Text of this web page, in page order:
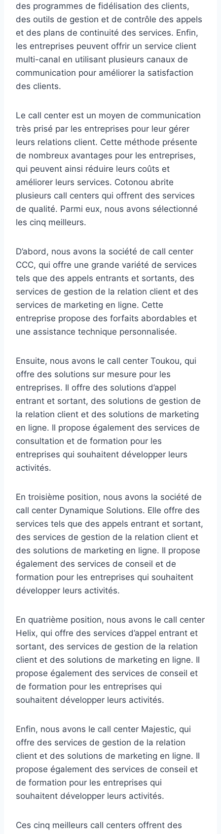
des programmes de fidélisation des clients,
des outils de gestion et de contrôle des appels
et des plans de continuité des services. Enfin,
les entreprises peuvent offrir un service client
multi-canal en utilisant plusieurs canaux de
communication pour améliorer la satisfaction
des clients.
Le call center est un moyen de communication
très prisé par les entreprises pour leur gérer
leurs relations client. Cette méthode présente
de nombreux avantages pour les entreprises,
qui peuvent ainsi réduire leurs coûts et
améliorer leurs services. Cotonou abrite
plusieurs call centers qui offrent des services
de qualité. Parmi eux, nous avons sélectionné
les cinq meilleurs.
D’abord, nous avons la société de call center
CCC, qui offre une grande variété de services
tels que des appels entrants et sortants, des
services de gestion de la relation client et des
services de marketing en ligne. Cette
entreprise propose des forfaits abordables et
une assistance technique personnalisée.
Ensuite, nous avons le call center Toukou, qui
offre des solutions sur mesure pour les
entreprises. Il offre des solutions d’appel
entrant et sortant, des solutions de gestion de
la relation client et des solutions de marketing
en ligne. Il propose également des services de
consultation et de formation pour les
entreprises qui souhaitent développer leurs
activités.
En troisième position, nous avons la société de
call center Dynamique Solutions. Elle offre des
services tels que des appels entrant et sortant,
des services de gestion de la relation client et
des solutions de marketing en ligne. Il propose
également des services de conseil et de
formation pour les entreprises qui souhaitent
développer leurs activités.
En quatrième position, nous avons le call center
Helix, qui offre des services d’appel entrant et
sortant, des services de gestion de la relation
client et des solutions de marketing en ligne. Il
propose également des services de conseil et
de formation pour les entreprises qui
souhaitent développer leurs activités.
Enfin, nous avons le call center Majestic, qui
offre des services de gestion de la relation
client et des solutions de marketing en ligne. Il
propose également des services de conseil et
de formation pour les entreprises qui
souhaitent développer leurs activités.
Ces cinq meilleurs call centers offrent des